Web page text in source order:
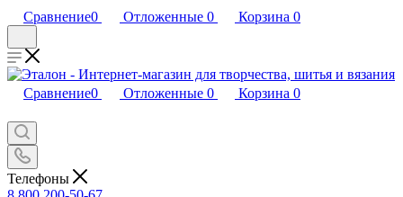
Сравнение0 Отложенные 0 Корзина 0
Сравнение0 Отложенные 0 Корзина 0
Телефоны